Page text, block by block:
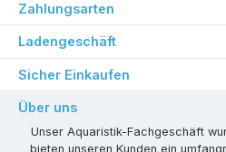
Zahlungsarten
Ladengeschäft
Sicher Einkaufen
Über uns
Unser Aquaristik-Fachgeschäft
bieten unseren Kunden ein